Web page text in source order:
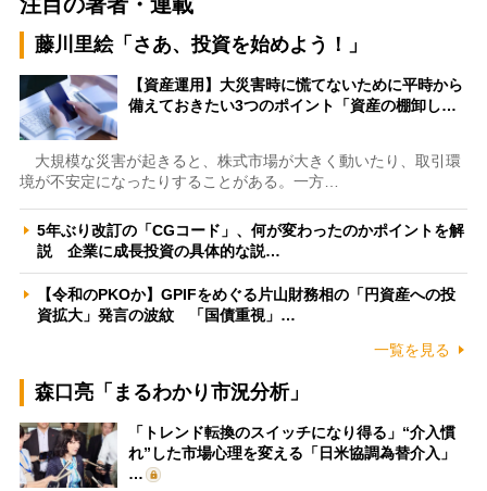
藤川里絵「さあ、投資を始めよう！」
【資産運用】大災害時に慌てないために平時から
備えておきたい3つのポイント「資産の棚卸し…
大規模な災害が起きると、株式市場が大きく動いたり、取引環
境が不安定になったりすることがある。一方…
5年ぶり改訂の「CGコード」、何が変わったのかポイントを解
説 企業に成長投資の具体的な説…
【令和のPKOか】GPIFをめぐる片山財務相の「円資産への投
資拡大」発言の波紋 「国債重視」…
一覧を見る
森口亮「まるわかり市況分析」
「トレンド転換のスイッチになり得る」“介入慣
れ”した市場心理を変える「日米協調為替介入」
…